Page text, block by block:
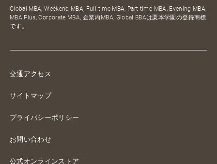
Global MBA, Weekend MBA, Full-time MBA, Part-time MBA, Evening MBA,
MBA Plus, Corporate MBA, 企業内MBA, Global BBAは栗本学園の登録商標
です。
交通アクセス
サイトマップ
プライバシーポリシー
お問い合わせ
公式オンラインストア